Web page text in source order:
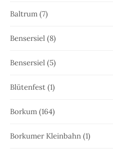
Baltrum (7)
Bensersiel (8)
Bensersiel (5)
Blütenfest (1)
Borkum (164)
Borkumer Kleinbahn (1)